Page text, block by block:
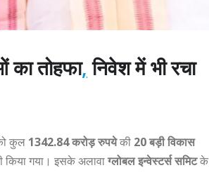
का तोहफा, निवेश में भी रचा
कुल 1342.84 करोड़ रुपयेकी 20 बड़ी विकास
किया गया। इसके अलावाग्लोबल इन्वेस्टर्स समिटके